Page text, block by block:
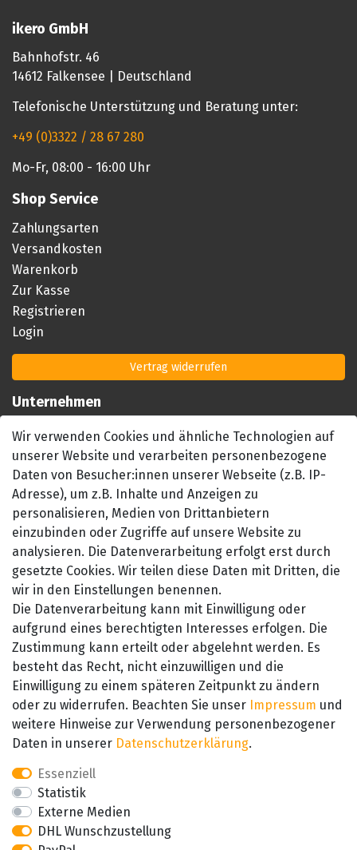
ikero GmbH
Bahnhofstr. 46
14612 Falkensee | Deutschland
Telefonische Unterstützung und Beratung unter:
+49 (0)3322 / 28 67 280
Mo-Fr, 08:00 - 16:00 Uhr
Shop Service
Zahlungsarten
Versandkosten
Warenkorb
Zur Kasse
Registrieren
Login
Vertrag widerrufen
Unternehmen
Impressum
AGB
Datenschutzerklärung
Barrierefreiheitserklärung
Widerrufsrecht
Kontakt
SEHR GUT
4.89 / 5
aus 657 Bewertungen
bei: amazon.de,
amazon.fr, amazon.it
Wir verwenden Cookies und ähnliche Technologien auf
unserer Website und verarbeiten personenbezogene
Daten von Besucher:innen unserer Webseite (z.B. IP-
Adresse), um z.B. Inhalte und Anzeigen zu
personalisieren, Medien von Drittanbietern
einzubinden oder Zugriffe auf unsere Website zu
analysieren. Die Datenverarbeitung erfolgt erst durch
gesetzte Cookies. Wir teilen diese Daten mit Dritten, die
wir in den Einstellungen benennen.
Die Datenverarbeitung kann mit Einwilligung oder
aufgrund eines berechtigten Interesses erfolgen. Die
Zustimmung kann erteilt oder abgelehnt werden. Es
besteht das Recht, nicht einzuwilligen und die
Einwilligung zu einem späteren Zeitpunkt zu ändern
oder zu widerrufen. Beachten Sie unser Impressum und
weitere Hinweise zur Verwendung personenbezogener
Daten in unserer Daten­schutz­erklärung.
Essenziell
Statistik
Externe Medien
DHL Wunschzustellung